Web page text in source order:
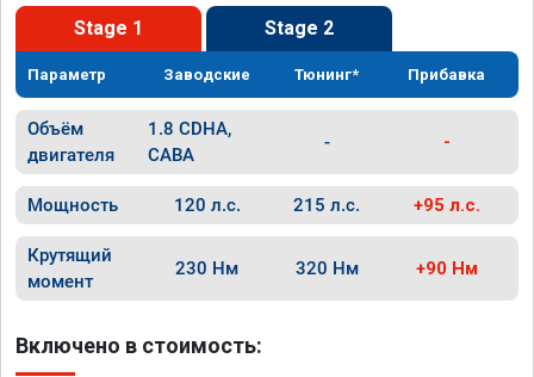
Stage 1 Stage 2
Параметр Заводские Тюнинг* Прибавка
Объём
двигателя
1.8 CDHA,
CABA
- -
Мощность 120 л.с. 215 л.с. +95 л.с.
Крутящий
момент
230 Нм 320 Нм +90 Нм
Включено в стоимость: